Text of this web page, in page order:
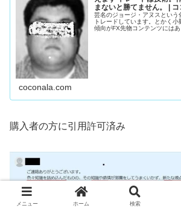
まないと勝てません。 | コ
芸名のジョージ・アヌスという
トレードしています。とかく
傾向がFX先物コンテンツには
coconala.com
購入者の方に引用許可済み
メニュー ホーム 検索